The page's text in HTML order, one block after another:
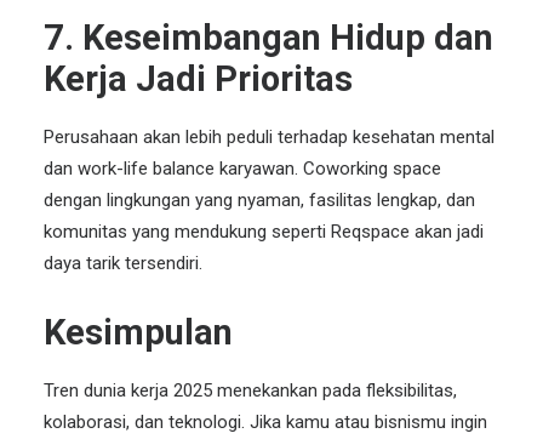
7. Keseimbangan Hidup dan
Kerja Jadi Prioritas
Perusahaan akan lebih peduli terhadap kesehatan mental
dan work-life balance karyawan. Coworking space
dengan lingkungan yang nyaman, fasilitas lengkap, dan
komunitas yang mendukung seperti Reqspace akan jadi
daya tarik tersendiri.
Kesimpulan
Tren dunia kerja 2025 menekankan pada fleksibilitas,
kolaborasi, dan teknologi. Jika kamu atau bisnismu ingin